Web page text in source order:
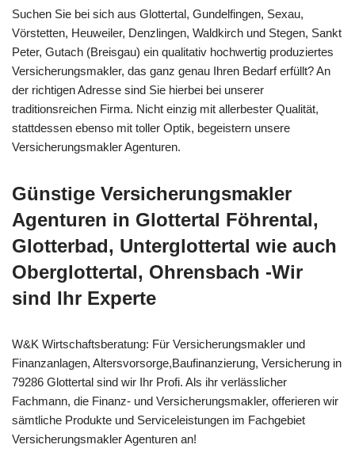
Suchen Sie bei sich aus Glottertal, Gundelfingen, Sexau,
Vörstetten, Heuweiler, Denzlingen, Waldkirch und Stegen, Sankt
Peter, Gutach (Breisgau) ein qualitativ hochwertig produziertes
Versicherungsmakler, das ganz genau Ihren Bedarf erfüllt? An
der richtigen Adresse sind Sie hierbei bei unserer
traditionsreichen Firma. Nicht einzig mit allerbester Qualität,
stattdessen ebenso mit toller Optik, begeistern unsere
Versicherungsmakler Agenturen.
Günstige Versicherungsmakler
Agenturen in Glottertal Föhrental,
Glotterbad, Unterglottertal wie auch
Oberglottertal, Ohrensbach -Wir
sind Ihr Experte
W&K Wirtschaftsberatung: Für Versicherungsmakler und
Finanzanlagen, Altersvorsorge,Baufinanzierung, Versicherung in
79286 Glottertal sind wir Ihr Profi. Als ihr verlässlicher
Fachmann, die Finanz- und Versicherungsmakler, offerieren wir
sämtliche Produkte und Serviceleistungen im Fachgebiet
Versicherungsmakler Agenturen an!